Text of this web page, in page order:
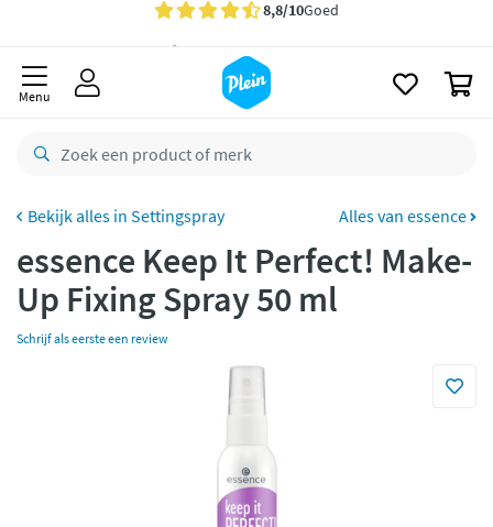
Gratisbezorging vanaf 35,- *
Bestelling uiterlijkzaterdag
Gratisretourneren
Betaal met Klarna
Menu
Settingspray Alles van essence
essence Keep It Perfect! Make-
Up Fixing Spray 50 ml
Schrijf als eerste een review